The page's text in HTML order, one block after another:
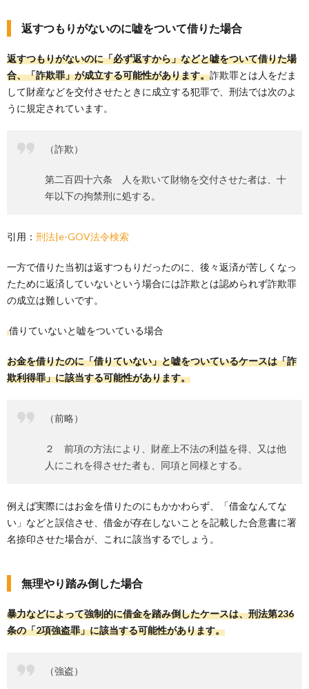
返すつもりがないのに嘘をついて借りた場合
返すつもりがないのに「必ず返すから」などと嘘をついて借りた場
合、「詐欺罪」が成立する可能性があります。詐欺罪とは人をだま
して財産などを交付させたときに成立する犯罪で、刑法では次のよ
うに規定されています。
（詐欺）
第二百四十六条 人を欺いて財物を交付させた者は、十
年以下の拘禁刑に処する。
引用： 刑法|e-GOV法令検索
一方で借りた当初は返すつもりだったのに、後々返済が苦しくなっ
たために返済していないという場合には詐欺とは認められず詐欺罪
の成立は難しいです。
借りていないと嘘をついている場合
お金を借りたのに「借りていない」と嘘をついているケースは「詐
欺利得罪」に該当する可能性があります。
（前略）
２ 前項の方法により、財産上不法の利益を得、又は他
人にこれを得させた者も、同項と同様とする。
例えば実際にはお金を借りたのにもかかわらず、「借金なんてな
い」などと誤信させ、借金が存在しないことを記載した合意書に署
名捺印させた場合が、これに該当するでしょう。
無理やり踏み倒した場合
暴力などによって強制的に借金を踏み倒したケースは、刑法第236
条の「2項強盗罪」に該当する可能性があります。
（強盗）